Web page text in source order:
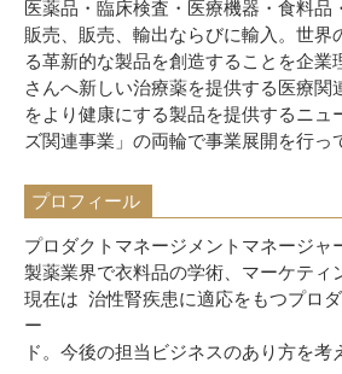
医薬品・臨床検査・医療機器・食料品
販売、販売、輸出ならびに輸入。世界
る革新的な製品を創造することを企業
さんへ新しい治療薬を提供する医療関
をより健康にする製品を提供するニュ
ズ関連事業」の両輪で事業展開を行っ
プロフィール
プロダクトマネージメントマネージャ
製薬業界で衣料品の学術、マーケティ
現在は 治性腎疾患に適応をもつプロ
ー
ド。今後の担当ビジネスのあり方を考